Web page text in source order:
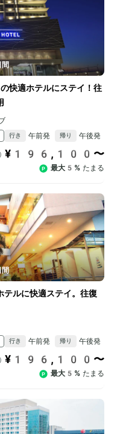
快適ホテルにステイ！往
行き 午前発 帰り 午後発
¥196,100〜
最大5% たまる
テルに快適ステイ。往復
行き 午前発 帰り 午後発
¥196,100〜
最大5% たまる